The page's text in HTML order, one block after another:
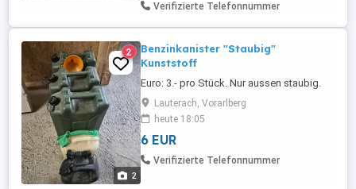
Verifizierte Telefonnummer
2
2
Benzinkanister "Staubig"
Kunststoff
Euro: 3.- pro Stück. Nur aussen staubig.
Lauterach, Vorarlberg
heute 18:05
6 EUR
Verifizierte Telefonnummer